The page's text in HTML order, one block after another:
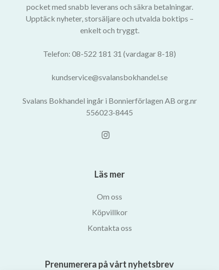
pocket med snabb leverans och säkra betalningar.
Upptäck nyheter, storsäljare och utvalda boktips –
enkelt och tryggt.
Telefon: 08-522 181 31 (vardagar 8-18)
kundservice@svalansbokhandel.se
Svalans Bokhandel ingår i Bonnierförlagen AB org.nr
556023-8445
Läs mer
Om oss
Köpvillkor
Kontakta oss
Prenumerera på vårt nyhetsbrev